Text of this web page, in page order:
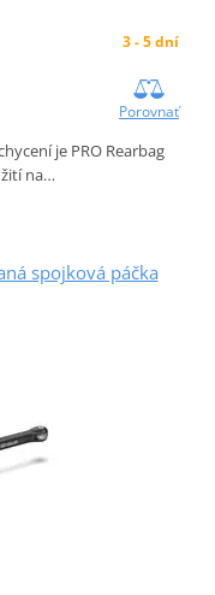
3 - 5 dní
Porovnať
je PRO Rearbag
na…
spojková páčka